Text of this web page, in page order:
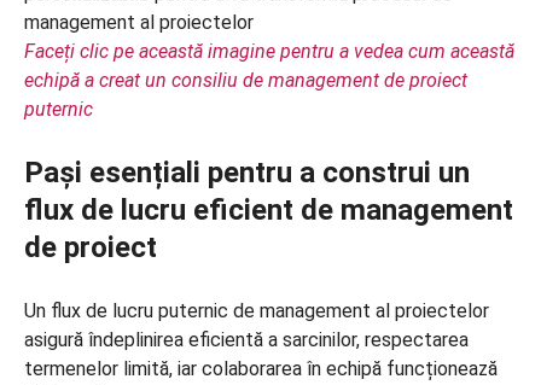
Faceți clic pe această imagine pentru a vedea cum această
echipă a creat un consiliu de management de proiect
puternic
Pași esențiali pentru a construi un
flux de lucru eficient de management
de proiect
Un flux de lucru puternic de management al proiectelor
asigură îndeplinirea eficientă a sarcinilor, respectarea
termenelor limită, iar colaborarea în echipă funcționează